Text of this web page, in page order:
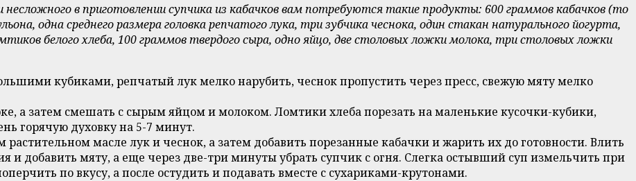
несложного в приготовлении супчика из кабачков вам потребуются такие продукты: 600 граммов кабачков (то
одна среднего размера головка репчатого лука, три зубчика чеснока, один стакан натурального йогурта,
белого хлеба, 100 граммов твердого сыра, одно яйцо, две столовых ложки молока, три столовых ложки
кубиками, репчатый лук мелко нарубить, чеснок пропустить через пресс, свежую мяту мелко
а затем смешать с сырым яйцом и молоком. Ломтики хлеба порезать на маленькие кусочки-кубики,
горячую духовку на 5-7 минут.
масле лук и чеснок, а затем добавить порезанные кабачки и жарить их до готовности. Влить
и добавить мяту, а еще через две-три минуты убрать супчик с огня. Слегка остывший суп измельчить при
по вкусу, а после остудить и подавать вместе с сухариками-крутонами.